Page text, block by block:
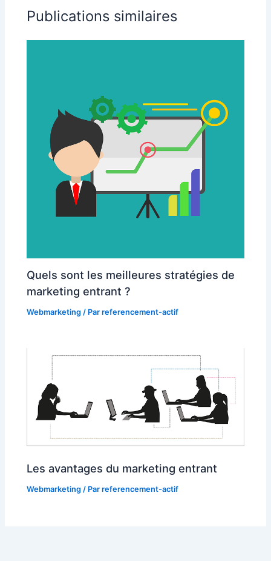
Publications similaires
Quels sont les meilleures stratégies de
marketing entrant ?
Webmarketing / Parreferencement-actif
Les avantages du marketing entrant
Webmarketing / Parreferencement-actif